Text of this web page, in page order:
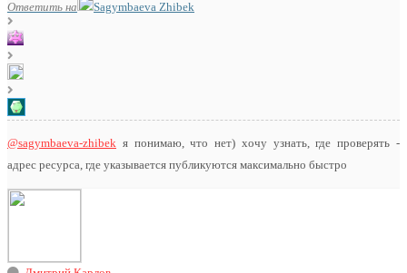
Ответить на Sagymbaeva Zhibek
@sagymbaeva-zhibek я понимаю, что нет) хочу узнать, где проверять -
адрес ресурса, где указывается публикуются максимально быстро